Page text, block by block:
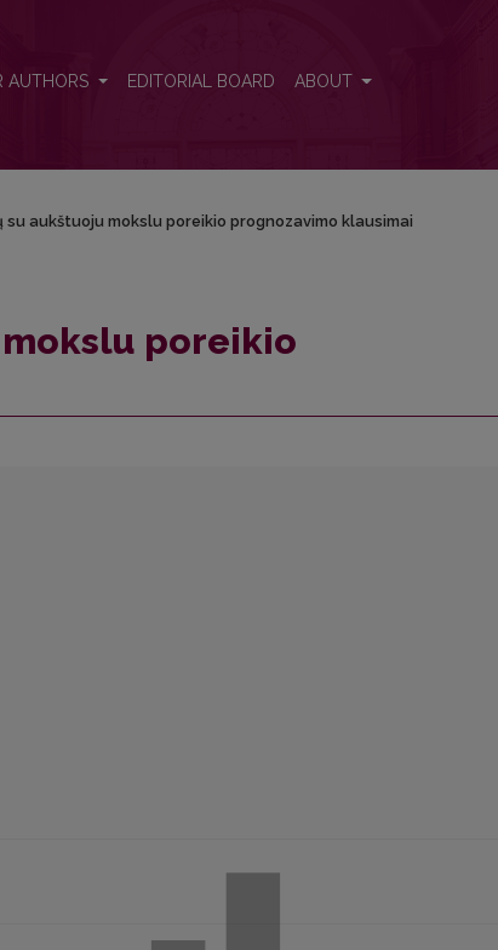
AUTHORS EDITORIAL BOARD ABOUT
su aukštuoju mokslu poreikio prognozavimo klausimai
poreikio